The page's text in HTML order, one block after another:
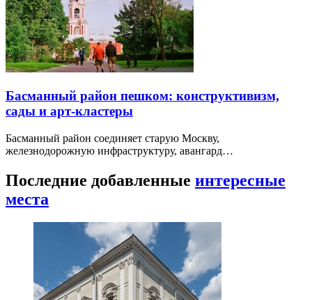
Басманный район пешком: конструктивизм,
сады и арт-кластеры
Басманный район соединяет старую Москву,
железнодорожную инфраструктуру, авангард…
Последние добавленные интересные
места